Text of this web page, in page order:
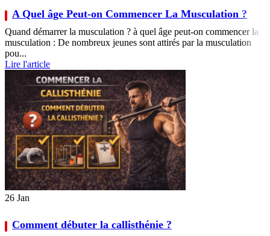
A Quel âge Peut-on Commencer La Musculation ?
Quand démarrer la musculation ? à quel âge peut-on commencer la
musculation : De nombreux jeunes sont attirés par la musculation
pou...
Lire l'article
26 Jan
Comment débuter la callisthénie ?